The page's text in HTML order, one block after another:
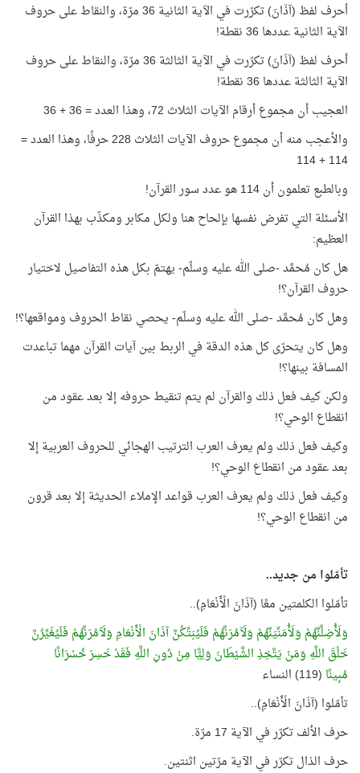
أحرف لفظ (آذَانَ) تكرّرت في الآية الثانية 36 مرّة، والنقاط على حروف
الآية الثانية عددها 36 نقطة!
أحرف لفظ (آذَانَ) تكرّرت في الآية الثالثة 36 مرّة، والنقاط على حروف
الآية الثالثة عددها 36 نقطة!
العجيب أن مجموع أرقام الآيات الثلاث 72، وهذا العدد = 36 + 36
والأعجب منه أن مجموع حروف الآيات الثلاث 228 حرفًا، وهذا العدد =
114 + 114
وبالطبع تعلمون أن 114 هو عدد سور القرآن!
الأسئلة التي تفرض نفسها بإلحاح هنا ولكل مكابر ومكذّب بهذا القرآن
العظيم:
هل كان مُحمَّد -صلى الله عليه وسلّم- يهتمّ بكل هذه التفاصيل لاختيار
حروف القرآن؟!
وهل كان مُحمَّد -صلى الله عليه وسلّم- يحصي نقاط الحروف ومواقعها؟!
وهل كان يتحرّى كل هذه الدقة في الربط بين آيات القرآن مهما تباعدت
المسافة بينها؟!
ولكن كيف فعل ذلك والقرآن لم يتم تنقيط حروفه إلا بعد عقود من
انقطاع الوحي؟!
وكيف فعل ذلك ولم يعرف العرب الترتيب الهجائي للحروف العربية إلا
بعد عقود من انقطاع الوحي؟!
وكيف فعل ذلك ولم يعرف العرب قواعد الإملاء الحديثة إلا بعد قرون
من انقطاع الوحي؟!
تأمّلوا من جديد..
تأمّلوا الكلمتين معًا (آذَانَ الْأَنْعَامِ)..
وَلَأُضِلَّنَّهُمْ وَلَأُمَنِّيَنَّهُمْ وَلَآمُرَنَّهُمْ فَلَيُبَتِّكُنَّ آذَانَ الْأَنْعَامِ وَلَآمُرَنَّهُمْ فَلَيُغَيِّرُنَّ
خَلْقَ اللَّهِ وَمَنْ يَتَّخِذِ الشَّيْطَانَ وَلِيًّا مِنْ دُونِ اللَّهِ فَقَدْ خَسِرَ خُسْرَانًا
مُبِينًا (119) النساء
تأمّلوا (آذَانَ الْأَنْعَامِ)..
حرف الألف تكرّر في الآية 17 مرّة.
حرف الذال تكرّر في الآية مرّتين اثنتين.